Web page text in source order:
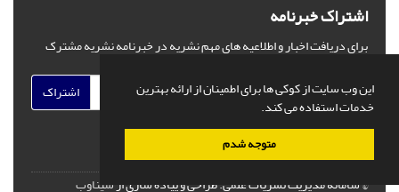
این وب سایت از کوکی ها برای اطمینان از ارائه بهترین
خدمات استفاده می کند.
متوجه شدم
اشتراک خبرنامه
برای دریافت اخبار و اطلاعیه های مهم نشریه در خبرنامه نشریه مشترک
اشتراک
© سامانه مدیریت نشریات علمی.طراحی و پیاده سازی ازسیناوب